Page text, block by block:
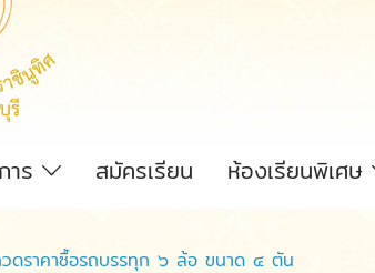
าร สมัครเรียน ห้องเรียนพิเศษ
วดราคาซื้อรถบรรทุก ๖ ล้อ ขนาด ๔ ตัน